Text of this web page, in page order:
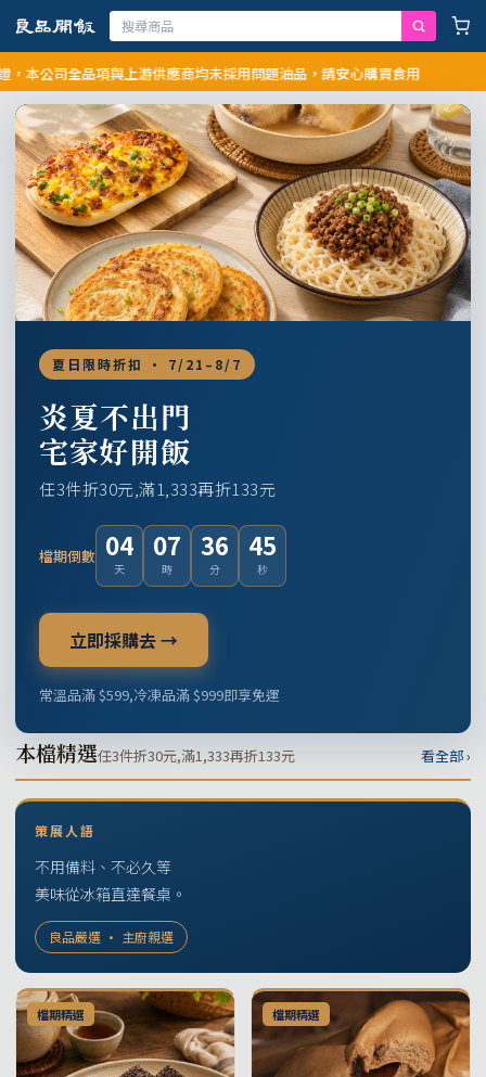
司全品項與上游供應商均未採用問題油品，請安心購買食用
夏日限時折扣 · 7/21–8/7
炎夏不出門
宅家好開飯
任3件折30元,滿1,333再折133元
檔期倒數 04
天
07
時
36
分
44
秒
立即採購去 →
常溫品滿 $599,冷凍品滿 $999即享免運
本檔精選任3件折30元,滿1,333再折133元 看全部 ›
策展人語
不用備料、不必久等
美味從冰箱直達餐桌。
良品嚴選 · 主廚親選
檔期精選 檔期精選